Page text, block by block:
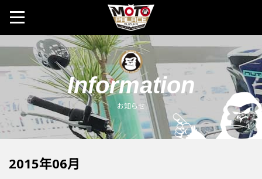
Information
お知らせ
2015年06月